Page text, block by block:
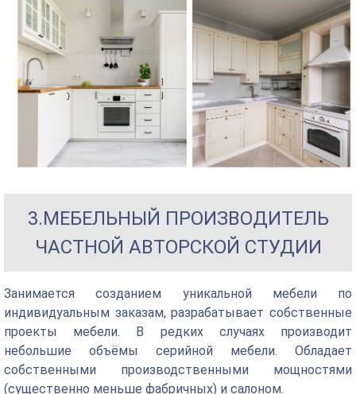
3.МЕБЕЛЬНЫЙ ПРОИЗВОДИТЕЛЬ
ЧАСТНОЙ АВТОРСКОЙ СТУДИИ
Занимается созданием уникальной мебели по
индивидуальным заказам, разрабатывает собственные
проекты мебели. В редких случаях производит
небольшие объёмы серийной мебели. Обладает
собственными производственными мощностями
(существенно меньше фабричных) и салоном.